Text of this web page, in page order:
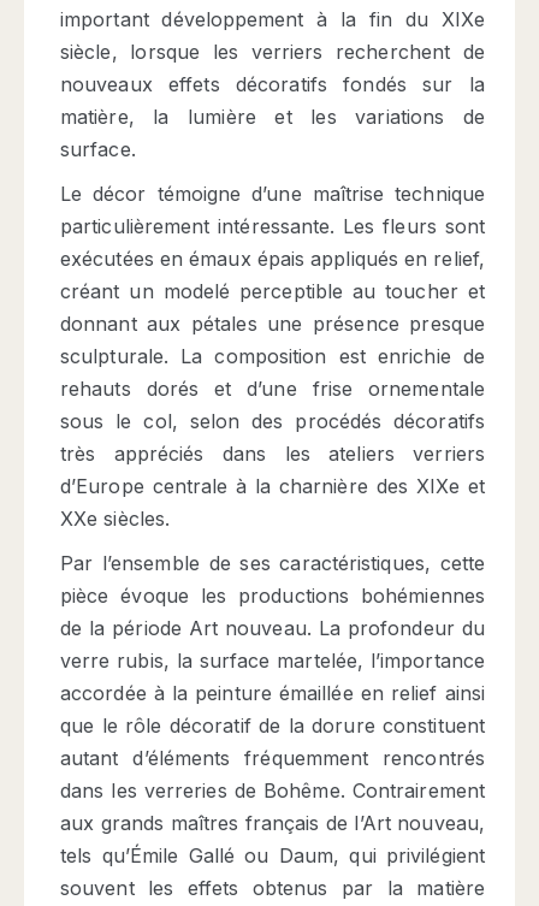
important développement à la fin du XIXe
siècle, lorsque les verriers recherchent de
nouveaux effets décoratifs fondés sur la
matière, la lumière et les variations de
surface.
Le décor témoigne d’une maîtrise technique
particulièrement intéressante. Les fleurs sont
exécutées en émaux épais appliqués en relief,
créant un modelé perceptible au toucher et
donnant aux pétales une présence presque
sculpturale. La composition est enrichie de
rehauts dorés et d’une frise ornementale
sous le col, selon des procédés décoratifs
très appréciés dans les ateliers verriers
d’Europe centrale à la charnière des XIXe et
XXe siècles.
Par l’ensemble de ses caractéristiques, cette
pièce évoque les productions bohémiennes
de la période Art nouveau. La profondeur du
verre rubis, la surface martelée, l’importance
accordée à la peinture émaillée en relief ainsi
que le rôle décoratif de la dorure constituent
autant d’éléments fréquemment rencontrés
dans les verreries de Bohême. Contrairement
aux grands maîtres français de l’Art nouveau,
tels qu’Émile Gallé ou Daum, qui privilégient
souvent les effets obtenus par la matière